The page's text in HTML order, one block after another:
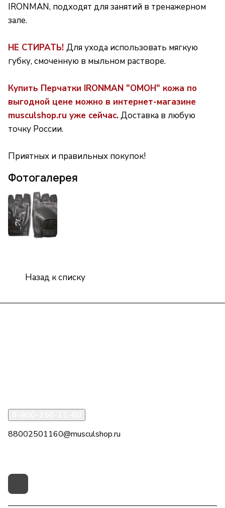
IRONMAN, подходят для занятий в тренажерном
зале.
НЕ СТИРАТЬ! Для ухода использовать мягкую
губку, смоченную в мыльном растворе.
Купить Перчатки IRONMAN "ОМОН" кожа по
выгодной цене можно в интернет-магазине
musculshop.ru уже сейчас.Доставка в любую
точку России.
Приятных и правильных покупок!
Фотогалерея
Назад к списку
88002501160@musculshop.ru